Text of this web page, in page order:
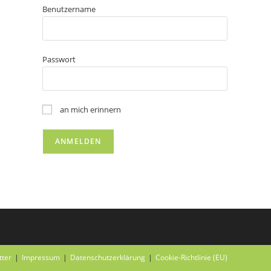
Benutzername
Passwort
an mich erinnern
Impressum Datenschutzerklärung Cookie-Richtlinie (EU)